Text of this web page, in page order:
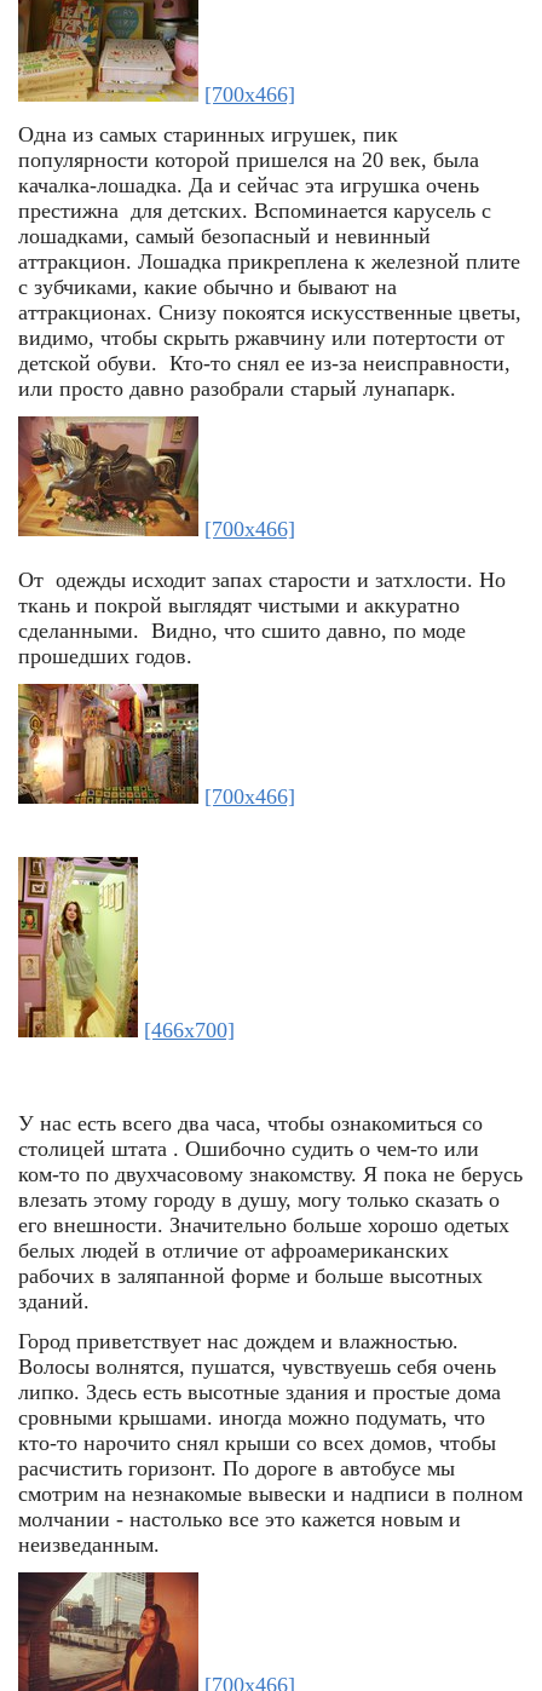
[700x466]
Одна из самых старинных игрушек, пик
популярности которой пришелся на 20 век, была
качалка-лошадка. Да и сейчас эта игрушка очень
престижна для детских. Вспоминается карусель с
лошадками, самый безопасный и невинный
аттракцион. Лошадка прикреплена к железной плите
с зубчиками, какие обычно и бывают на
аттракционах. Снизу покоятся искусственные цветы,
видимо, чтобы скрыть ржавчину или потертости от
детской обуви. Кто-то снял ее из-за неисправности,
или просто давно разобрали старый лунапарк.
[700x466]
От одежды исходит запах старости и затхлости. Но
ткань и покрой выглядят чистыми и аккуратно
сделанными. Видно, что сшито давно, по моде
прошедших годов.
[700x466]
[466x700]
У нас есть всего два часа, чтобы ознакомиться со
столицей штата . Ошибочно судить о чем-то или
ком-то по двухчасовому знакомству. Я пока не берусь
влезать этому городу в душу, могу только сказать о
его внешности. Значительно больше хорошо одетых
белых людей в отличие от афроамериканских
рабочих в заляпанной форме и больше высотных
зданий.
Город приветствует нас дождем и влажностью.
Волосы волнятся, пушатся, чувствуешь себя очень
липко. Здесь есть высотные здания и простые дома
сровными крышами. иногда можно подумать, что
кто-то нарочито снял крыши со всех домов, чтобы
расчистить горизонт. По дороге в автобусе мы
смотрим на незнакомые вывески и надписи в полном
молчании - настолько все это кажется новым и
неизведанным.
[700x466]